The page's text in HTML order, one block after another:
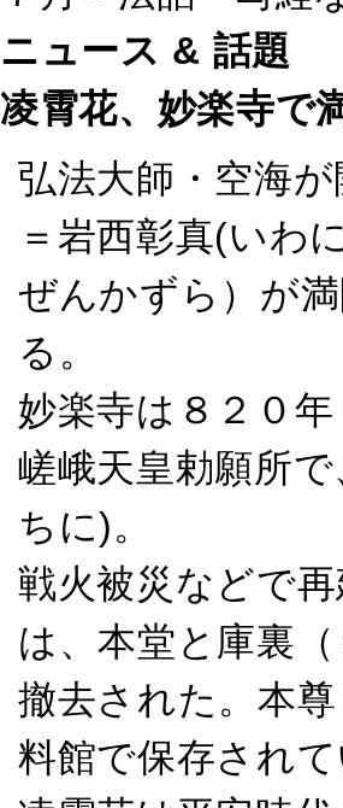
ニュース & 話題
凌霄花、妙楽寺で
弘法大師・空海
＝岩西彰真(いわ
ぜんかずら）が
る。
妙楽寺は８２０
嵯峨天皇勅願所
ちに)。
戦火被災などで
は、本堂と庫裏
撤去された。本
料館で保存されて